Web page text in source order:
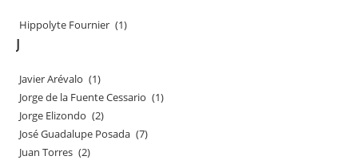
Hippolyte Fournier (1)
J
Javier Arévalo (1)
Jorge de la Fuente Cessario (1)
Jorge Elizondo (2)
José Guadalupe Posada (7)
Juan Torres (2)